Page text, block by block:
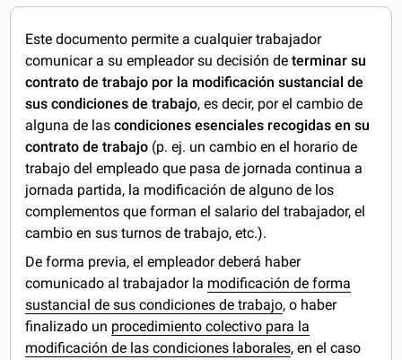
Este documento permite a cualquier trabajador
comunicar a su empleador su decisión determinar su
contrato de trabajo por la modificación sustancial de
sus condiciones de trabajo, es decir, por el cambio de
alguna de lascondiciones esenciales recogidas en su
contrato de trabajo (p. ej. un cambio en el horario de
trabajo del empleado que pasa de jornada continua a
jornada partida, la modificación de alguno de los
complementos que forman el salario del trabajador, el
cambio en sus turnos de trabajo, etc.).
De forma previa, el empleador deberá haber
comunicado al trabajador la modificación de forma
sustancial de sus condiciones de trabajo, o haber
finalizado un procedimiento colectivo para la
modificación de las condiciones laborales, en el caso